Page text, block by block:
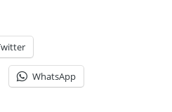
WhatsApp